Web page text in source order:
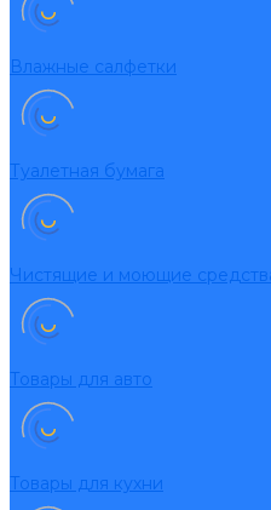
Влажные салфетки
Туалетная бумага
Чистящие и моющие
Товары для авто
Товары для кухни